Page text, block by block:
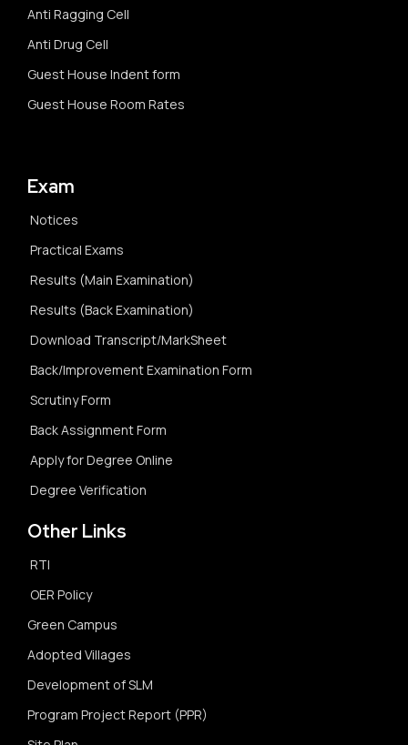
Anti Ragging Cell
Anti Drug Cell
Guest House Indent form
Guest House Room Rates
Exam
Notices
Practical Exams
Results (Main Examination)
Results (Back Examination)
Download Transcript/MarkSheet
Back/Improvement Examination Form
Scrutiny Form
Back Assignment Form
Apply for Degree Online
Degree Verification
Other Links
RTI
OER Policy
Green Campus
Adopted Villages
Development of SLM
Program Project Report (PPR)